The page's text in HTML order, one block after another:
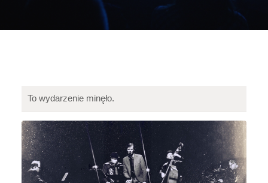
To wydarzenie minęło.